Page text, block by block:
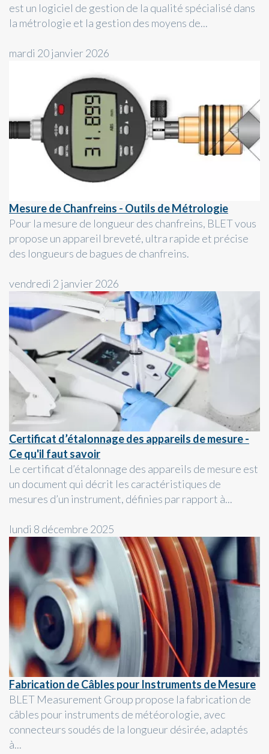
est un logiciel de gestion de la qualité spécialisé dans
la métrologie et la gestion des moyens de...
mardi 20 janvier 2026
Mesure de Chanfreins - Outils de Métrologie
Pour la mesure de longueur des chanfreins, BLET vous
propose un appareil breveté, ultra rapide et précise
des longueurs de bagues de chanfreins.
vendredi 2 janvier 2026
Certificat d’étalonnage des appareils de mesure -
Ce qu'il faut savoir
Le certificat d’étalonnage des appareils de mesure est
un document qui décrit les caractéristiques de
mesures d’un instrument, définies par rapport à...
lundi 8 décembre 2025
Fabrication de Câbles pour Instruments de Mesure
BLET Measurement Group propose la fabrication de
câbles pour instruments de météorologie, avec
connecteurs soudés de la longueur désirée, adaptés
à...